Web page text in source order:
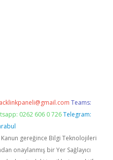
Teams:
0262 606 0 726 Telegram:
Kanun gereğince Bilgi Teknolojileri
onaylanmış bir Yer Sağlayıcı